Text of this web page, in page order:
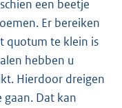
een beetje
Er bereiken
quotum te klein is
hebben u
Hierdoor dreigen
Dat kan